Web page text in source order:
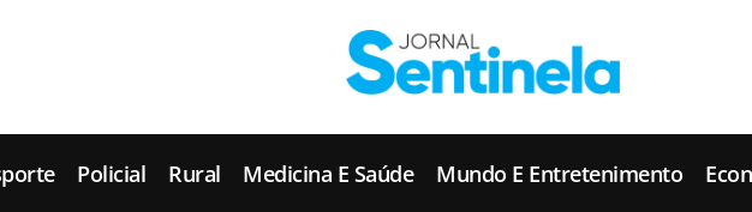
Policial Rural Medicina E Saúde Mundo E Entretenimento